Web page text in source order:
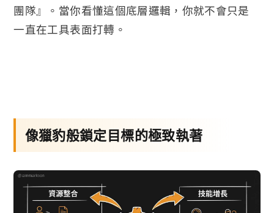
團隊』。當你看懂這個底層邏輯，你就不會只是
一直在工具表面打轉。
像獵豹般鎖定目標的極致執著